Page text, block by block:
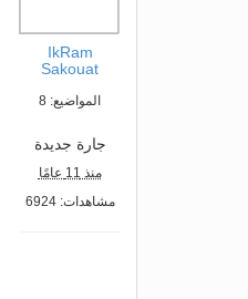
IkRam
Sakouat
المواضيع: 8
جارة جديدة
منذ 11 عامًا
مشاهدات: 6924